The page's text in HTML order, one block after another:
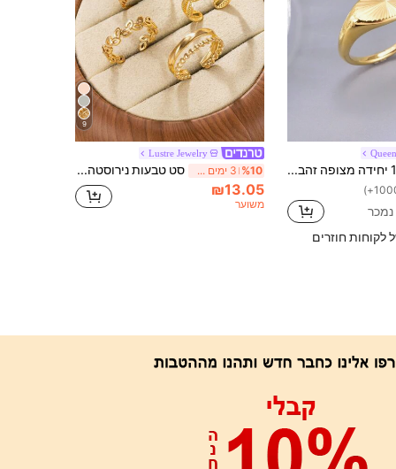
1 יחידה מצופה זהב נירוסטה וינטג' קמור טבעת יחידה, מתנת תכשיטים באיכות אופנתית ומקסימה לנשים, מתאימה ללבוש יומי/חג
לקוחות חוזרים
9
Lustre Jewelry
%10 3 ימים אחרונים סט טבעות נירוסטה 4 יחידות, טבעות פתוחות מתכווננות מינימליסטיות, טבעות חלולות עם דוגמא גיאומטרית, אביזרי חתונה לגברים
₪13.05
משוער
אפליקציה